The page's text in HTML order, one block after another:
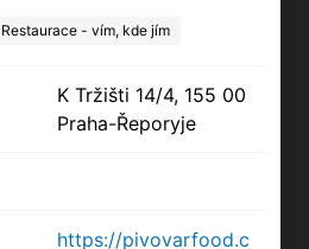
Restaurace - vím, kde jím
K Tržišti 14/4, 155 00
Praha-Řeporyje
https://pivovarfood.c